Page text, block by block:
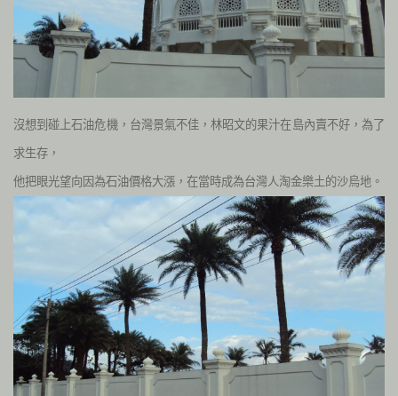
沒想到碰上石油危機，台灣景氣不佳，林昭文的果汁在島內賣不好，為了
求生存，
他把眼光望向因為石油價格大漲，在當時成為台灣人淘金樂土的沙烏地。